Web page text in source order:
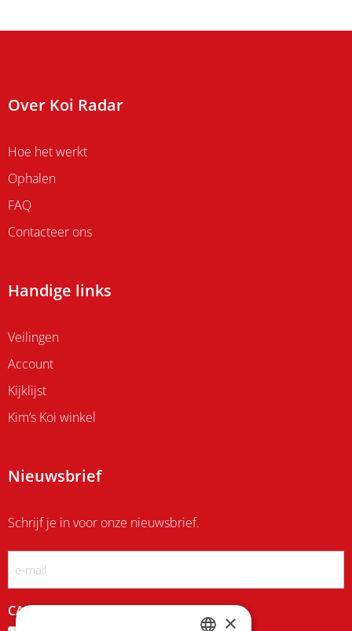
Over Koi Radar
Hoe het werkt
Ophalen
FAQ
Contacteer ons
Handige links
Veilingen
Account
Kijklijst
Kim’s Koi winkel
Nieuwsbrief
Schrijf je in voor onze nieuwsbrief.
CAPTCHA ×